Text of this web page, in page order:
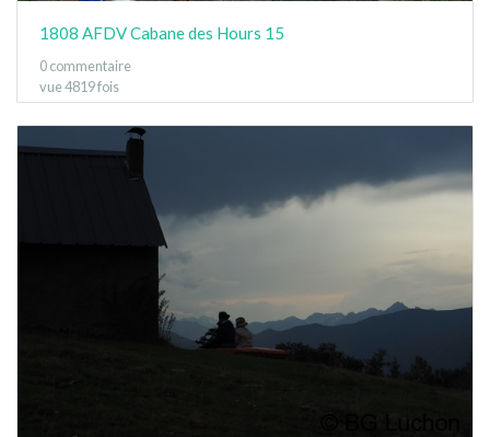
1808 AFDV Cabane des Hours 15
0 commentaire
vue 4819 fois